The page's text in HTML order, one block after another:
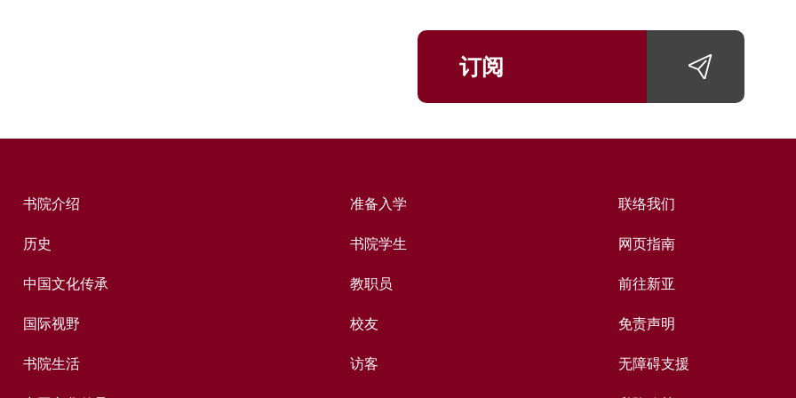
订阅
书院介绍
历史
中国文化传承
国际视野
书院生活
准备入学
书院学生
教职员
校友
访客
联络我们
网页指南
前往新亚
免责声明
无障碍支援